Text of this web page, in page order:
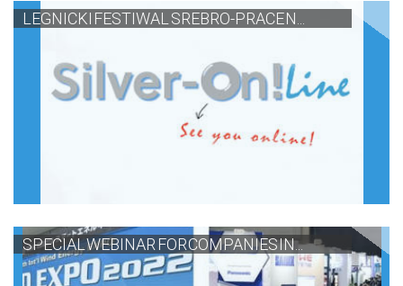
LEGNICKI FESTIWAL SREBRO-PRACE N...
SPECIAL WEBINAR FOR COMPANIES IN...